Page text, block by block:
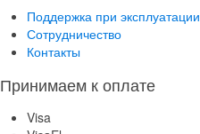
Поддержка при эксплуатации
Сотрудничество
Контакты
Принимаем к оплате
Visa